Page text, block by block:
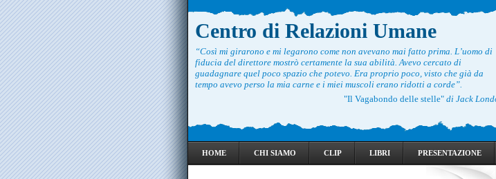
Centro di Relazioni Umane
“Così mi girarono e mi legarono come non avevano mai fatto prima. L’uomo di
fiducia del direttore mostrò certamente la sua abilità. Avevo cercato di
guadagnare quel poco spazio che potevo. Era proprio poco, visto che già da
tempo avevo perso la mia carne e i miei muscoli erano ridotti a corde”.
"Il Vagabondo delle stelle" di Jack
HOME CHI SIAMO CLIP LIBRI PRESENTAZIONE